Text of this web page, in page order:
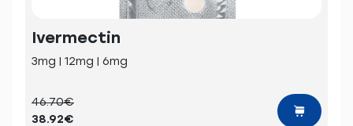
Ivermectin
3mg | 12mg | 6mg
46.70€
38.92€